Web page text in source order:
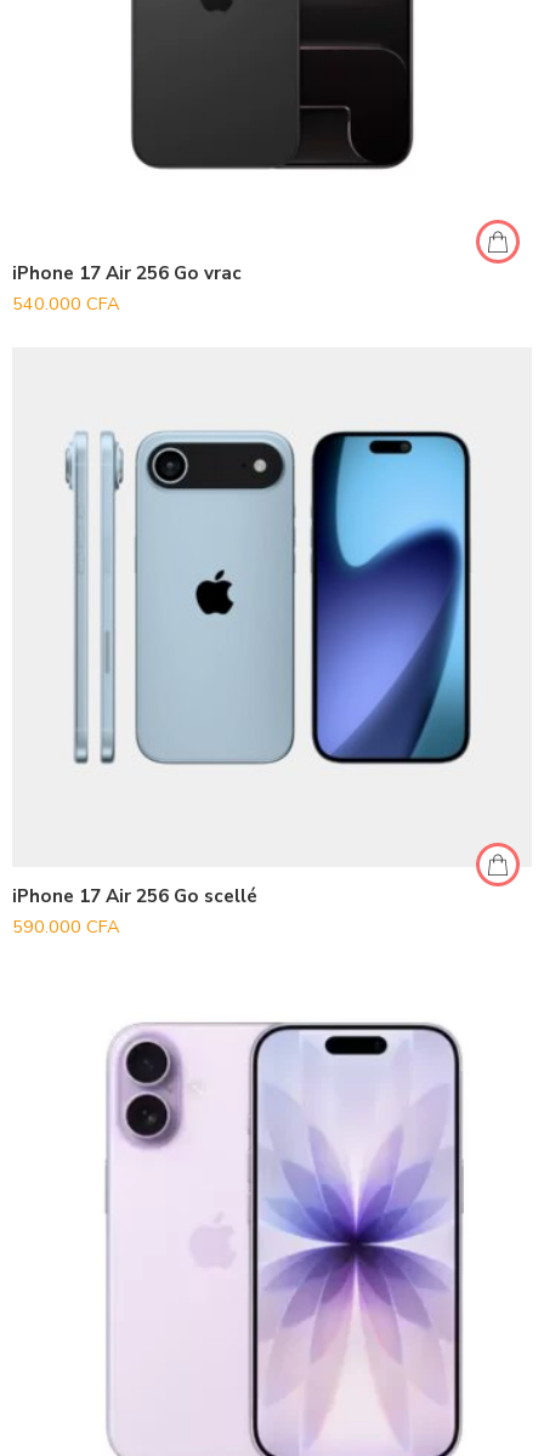
iPhone 17 Air 256 Go vrac
540.000 CFA
iPhone 17 Air 256 Go scellé
590.000 CFA